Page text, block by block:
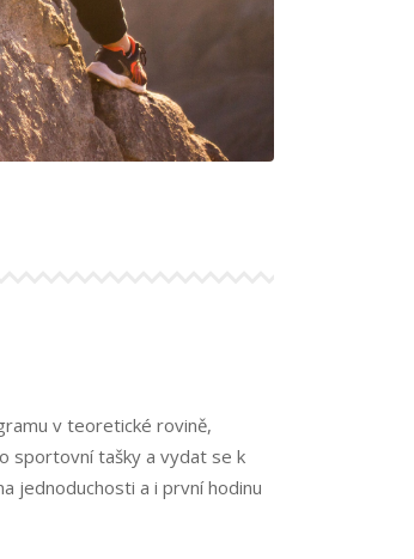
v teoretické rovině,
sportovní tašky a vydat se k
jednoduchosti a i první hodinu